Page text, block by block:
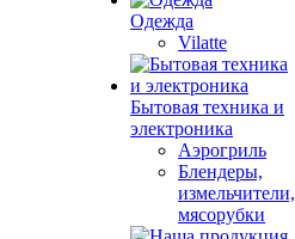
Одежда
Vilatte
Бытовая техника и
электроника
Аэрогриль
Блендеры,
измельчители,
мясорубки